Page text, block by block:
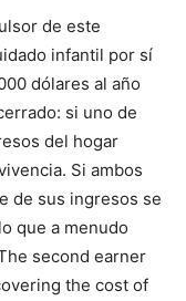
de este
infantil por sí
dólares al año
si uno de
del hogar
Si ambos
de sus ingresos se
que a menudo
second earner
the cost of